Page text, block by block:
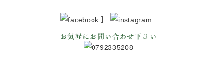
]
お気軽にお問い合わせ下さい